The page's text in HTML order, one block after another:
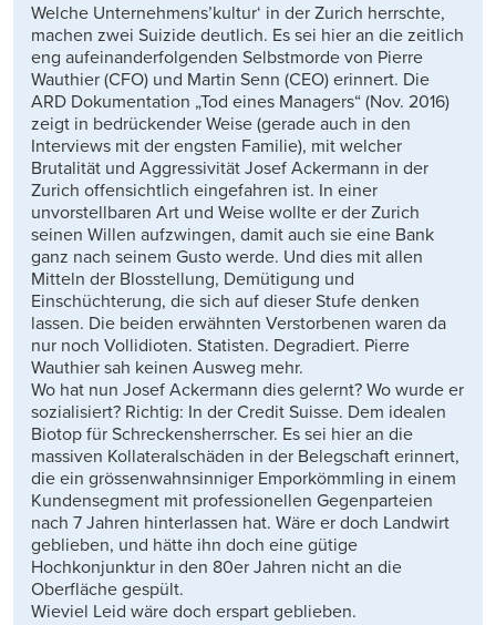
Welche Unternehmens’kultur‘ in der Zurich herrschte,
machen zwei Suizide deutlich. Es sei hier an die zeitlich
eng aufeinanderfolgenden Selbstmorde von Pierre
Wauthier (CFO) und Martin Senn (CEO) erinnert. Die
ARD Dokumentation „Tod eines Managers“ (Nov. 2016)
zeigt in bedrückender Weise (gerade auch in den
Interviews mit der engsten Familie), mit welcher
Brutalität und Aggressivität Josef Ackermann in der
Zurich offensichtlich eingefahren ist. In einer
unvorstellbaren Art und Weise wollte er der Zurich
seinen Willen aufzwingen, damit auch sie eine Bank
ganz nach seinem Gusto werde. Und dies mit allen
Mitteln der Blosstellung, Demütigung und
Einschüchterung, die sich auf dieser Stufe denken
lassen. Die beiden erwähnten Verstorbenen waren da
nur noch Vollidioten. Statisten. Degradiert. Pierre
Wauthier sah keinen Ausweg mehr.
Wo hat nun Josef Ackermann dies gelernt? Wo wurde er
sozialisiert? Richtig: In der Credit Suisse. Dem idealen
Biotop für Schreckensherrscher. Es sei hier an die
massiven Kollateralschäden in der Belegschaft erinnert,
die ein grössenwahnsinniger Emporkömmling in einem
Kundensegment mit professionellen Gegenparteien
nach 7 Jahren hinterlassen hat. Wäre er doch Landwirt
geblieben, und hätte ihn doch eine gütige
Hochkonjunktur in den 80er Jahren nicht an die
Oberfläche gespült.
Wieviel Leid wäre doch erspart geblieben.